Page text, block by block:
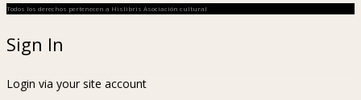
Todos los derechos pertenecen a Hislibris Asociación cultural
Sign In
Login via your site account